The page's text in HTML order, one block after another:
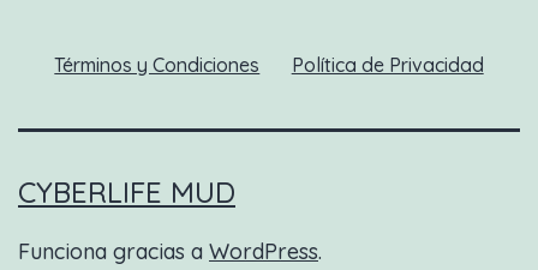
Términos y Condiciones Política de Privacidad
CYBERLIFE MUD
Funciona gracias a WordPress.